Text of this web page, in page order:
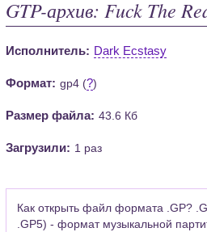
GTP-архив: Fuck The
Исполнитель: Dark Ecstasy
Формат: gp4 (?)
Размер файла: 43.6 Кб
Загрузили: 1 раз
Как открыть файл формата .GP?
.GP5) - формат музыкальной